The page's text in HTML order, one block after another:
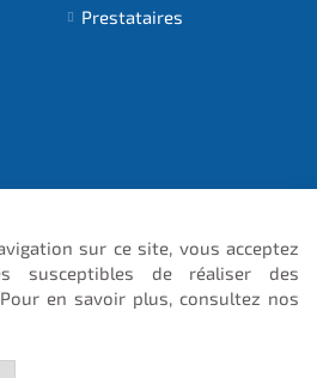
Prestataires
sur ce site, vous acceptez
susceptibles de réaliser des
en savoir plus, consultez nos